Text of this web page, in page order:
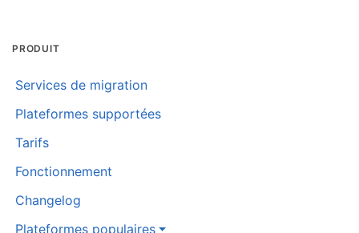
PRODUIT
Services de migration
Plateformes supportées
Tarifs
Fonctionnement
Changelog
Plateformes populaires